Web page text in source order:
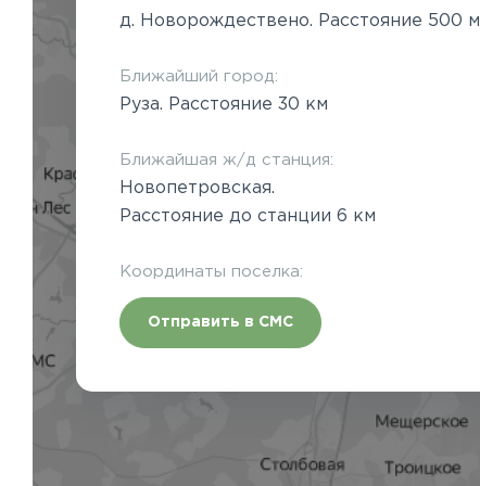
д. Новорождествено. Расстояние 500 м
Ближайший город:
Руза. Расстояние 30 км
Ближайшая ж/д станция:
Новопетровская.
Расстояние до станции 6 км
Координаты поселка:
Отправить в СМС